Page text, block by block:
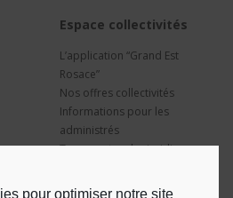
pour optimiser notre site
Espace collectivités
L’application “Grand Est
Rosace”
Nos offres collectivités
Informations pour les
administrés
Travaux et cadre juridique